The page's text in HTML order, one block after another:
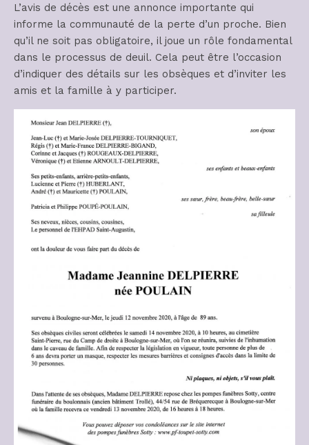
L’avis de décès est une annonce importante qui
informe la communauté de la perte d’un proche. Bien
qu’il ne soit pas obligatoire, il joue un rôle fondamental
dans le processus de deuil. Cela peut être l’occasion
d’indiquer des détails sur les obsèques et d’inviter les
amis et la famille à y participer.